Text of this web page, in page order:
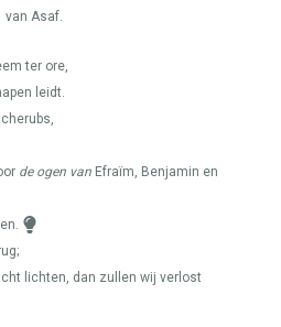
van Asaf.
ter ore,
leidt.
de ogen van Efraïm, Benjamin en
lichten, dan zullen wij verlost